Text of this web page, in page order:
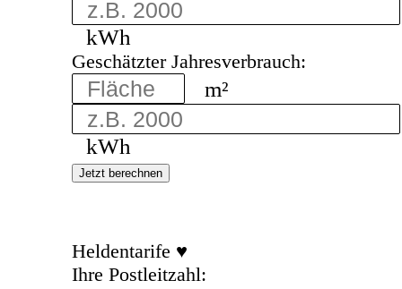
kWh
Geschätzter Jahresverbrauch:
m²
kWh
Jetzt berechnen
Heldentarife ♥
Ihre Postleitzahl: